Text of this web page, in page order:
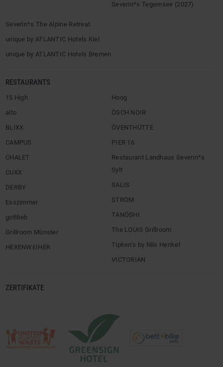
Severin*s Tegernsee (2027)
Severin*s The Alpine Retreat
unique by ATLANTIC Hotels Kiel
unique by ATLANTIC Hotels Bremen
RESTAURANTS
15 High
alto
BLIXX
CAMPUS
CHALET
CUXX
DERBY
Esszimmer
gottlieb
Grillroom Münster
HEXENWEIHER
Hoog
ÖSCH NOIR
ÖVENTHÜTTE
PIER 16
Restaurant Landhaus Severin*s
Sylt
SALIS
STROM
TANÖSHI
The LOUIS Grillroom
Tipken’s by Nils Henkel
VICTORIAN
ZERTIFIKATE